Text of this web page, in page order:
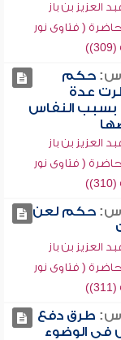
العزيز بن باز
( فتاوى نور
حكم
عدة
بسبب النفاس
العزيز بن باز
( فتاوى نور
حكم لعن
العزيز بن باز
( فتاوى نور
طرق دفع
في الوضوء